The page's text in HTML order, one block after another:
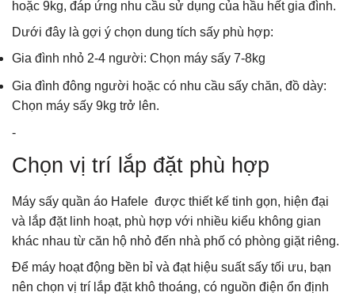
hoặc 9kg, đáp ứng nhu cầu sử dụng của hầu hết gia đình.
Dưới đây là gợi ý chọn dung tích sấy phù hợp:
Gia đình nhỏ 2-4 người: Chọn máy sấy 7-8kg
Gia đình đông người hoặc có nhu cầu sấy chăn, đồ dày:
Chọn máy sấy 9kg trở lên.
-
Chọn vị trí lắp đặt phù hợp
Máy sấy quần áo Hafele được thiết kế tinh gọn, hiện đại
và lắp đặt linh hoạt, phù hợp với nhiều kiểu không gian
khác nhau từ căn hộ nhỏ đến nhà phố có phòng giặt riêng.
Để máy hoạt động bền bỉ và đạt hiệu suất sấy tối ưu, bạn
nên chọn vị trí lắp đặt khô thoáng, có nguồn điện ổn định